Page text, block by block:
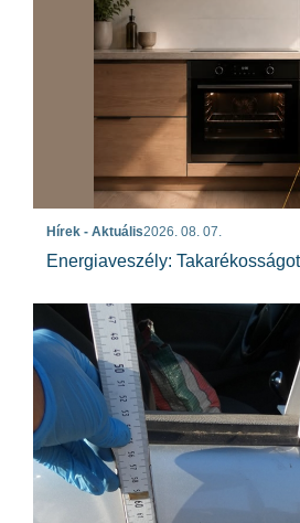
Hírek - Aktuális2026. 08. 07.
Energiaveszély: